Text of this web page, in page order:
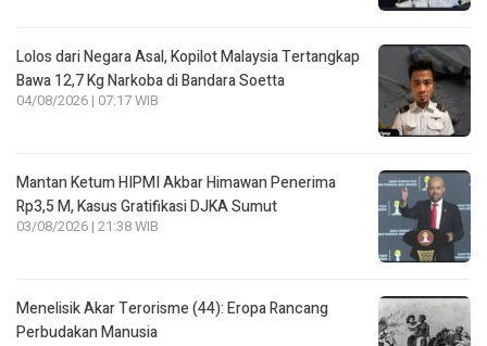
Lolos dari Negara Asal, Kopilot Malaysia Tertangkap
Bawa 12,7 Kg Narkoba di Bandara Soetta
04/08/2026 | 07:17 WIB
Mantan Ketum HIPMI Akbar Himawan Penerima
Rp3,5 M, Kasus Gratifikasi DJKA Sumut
03/08/2026 | 21:38 WIB
Menelisik Akar Terorisme (44): Eropa Rancang
Perbudakan Manusia